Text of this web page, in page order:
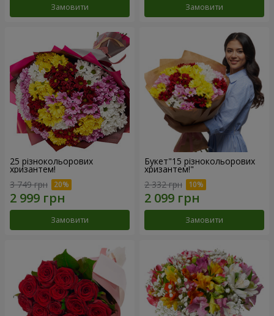
Замовити Замовити
25 різнокольорових
хризантем!
3 749 грн
Замовити
Букет"15 різнокольорових
хризантем!"
2 332 грн
Замовити